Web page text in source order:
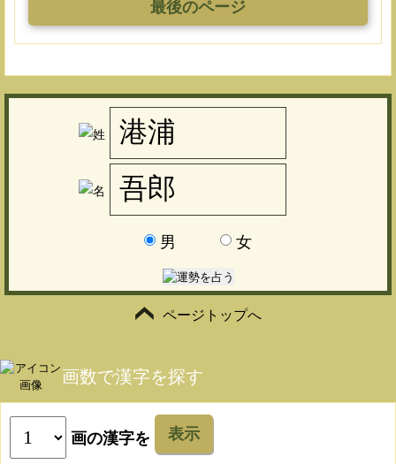
最後のページ
男 女
ページトップへ
画数で漢字を探す
画の漢字を 表示